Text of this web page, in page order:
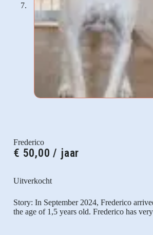
Frederico
€ 50,00 / jaar
Uitverkocht
Story: In September 2024, Frederico
the age of 1,5 years old. Frederico has